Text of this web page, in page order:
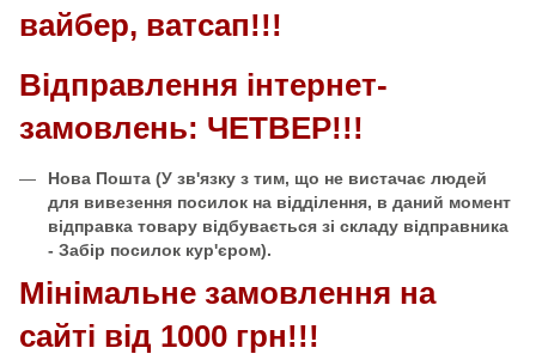
вайбер, ватсап!!!
Відправлення інтернет-
замовлень: ЧЕТВЕР!!!
Нова Пошта (У зв'язку з тим, що не вистачає людей
для вивезення посилок на відділення, в даний момент
відправка товару відбувається зі складу відправника
- Забір посилок кур'єром).
Мінімальне замовлення на
сайті від 1000 грн!!!